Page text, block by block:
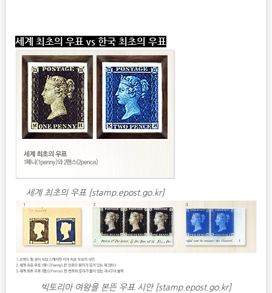
세계 최초의 우표 vs 한국 최초의 우표
세계 최초의 우표 [stamp.epost.go.kr]
빅토리아 여왕을 본뜬 우표 시안 [stamp.epost.go.kr]